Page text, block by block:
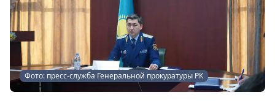
Фото: пресс-служба Генеральной прокуратуры РК